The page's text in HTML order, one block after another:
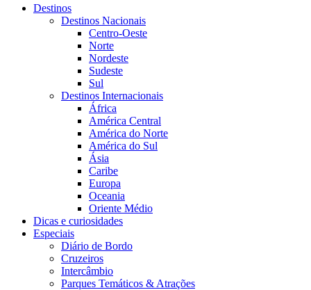
Destinos
Destinos Nacionais
Centro-Oeste
Norte
Nordeste
Sudeste
Sul
Destinos Internacionais
África
América Central
América do Norte
América do Sul
Ásia
Caribe
Europa
Oceania
Oriente Médio
Dicas e curiosidades
Especiais
Diário de Bordo
Cruzeiros
Intercâmbio
Parques Temáticos & Atrações